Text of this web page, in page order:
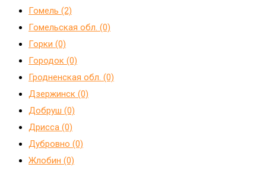
Гомель (2)
Гомельская обл. (0)
Горки (0)
Городок (0)
Гродненская обл. (0)
Дзержинск (0)
Добруш (0)
Дрисса (0)
Дубровно (0)
Жлобин (0)